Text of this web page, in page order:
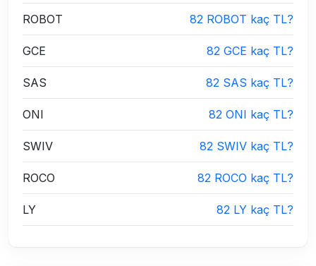
ROBOT 82 ROBOT kaç TL?
GCE 82 GCE kaç TL?
SAS 82 SAS kaç TL?
ONI 82 ONI kaç TL?
SWIV 82 SWIV kaç TL?
ROCO 82 ROCO kaç TL?
LY 82 LY kaç TL?